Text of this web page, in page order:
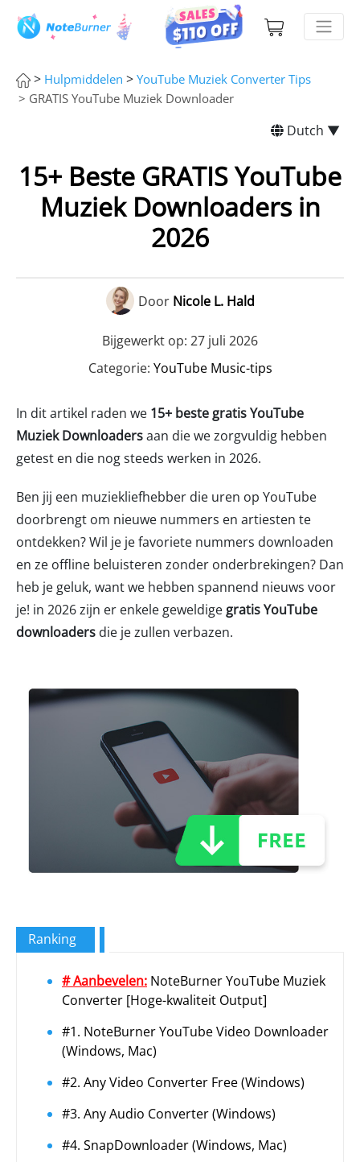
> Hulpmiddelen > YouTube Muziek Converter Tips
> GRATIS YouTube Muziek Downloader
Dutch ▼
15+ Beste GRATIS YouTube
Muziek Downloaders in
2026
Door Nicole L. Hald
Bijgewerkt op: 27 juli 2026
Categorie: YouTube Music-tips
In dit artikel raden we 15+ beste gratis YouTube
Muziek Downloadersaan die we zorgvuldig hebben
getest en die nog steeds werken in 2026.
Ben jij een muziekliefhebber die uren op YouTube
doorbrengt om nieuwe nummers en artiesten te
ontdekken? Wil je je favoriete nummers downloaden
en ze offline beluisteren zonder onderbrekingen? Dan
heb je geluk, want we hebben spannend nieuws voor
je! in 2026 zijn er enkele geweldige gratis YouTube
downloaders die je zullen verbazen.
Ranking
# Aanbevelen: NoteBurner YouTube Muziek
Converter [Hoge-kwaliteit Output]
#1. NoteBurner YouTube Video Downloader
(Windows, Mac)
#2. Any Video Converter Free (Windows)
#3. Any Audio Converter (Windows)
#4. SnapDownloader (Windows, Mac)